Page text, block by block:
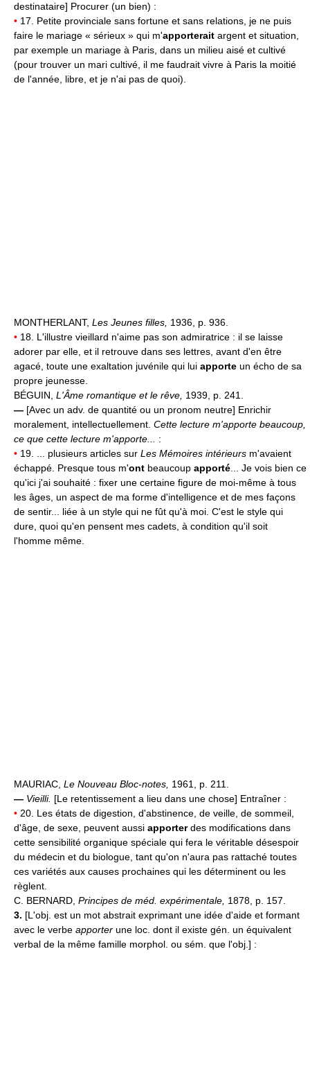
destinataire] Procurer (un bien) :
• 17. Petite provinciale sans fortune et sans relations, je ne puis
faire le mariage « sérieux » qui m'apporterait argent et situation,
par exemple un mariage à Paris, dans un milieu aisé et cultivé
(pour trouver un mari cultivé, il me faudrait vivre à Paris la moitié
de l'année, libre, et je n'ai pas de quoi).
MONTHERLANT, Les Jeunes filles, 1936, p. 936.
• 18. L'illustre vieillard n'aime pas son admiratrice : il se laisse
adorer par elle, et il retrouve dans ses lettres, avant d'en être
agacé, toute une exaltation juvénile qui lui apporte un écho de sa
propre jeunesse.
BÉGUIN, L'Âme romantique et le rêve, 1939, p. 241.
— [Avec un adv. de quantité ou un pronom neutre] Enrichir
moralement, intellectuellement. Cette lecture m'apporte beaucoup,
ce que cette lecture m'apporte... :
• 19. ... plusieurs articles sur Les Mémoires intérieurs m'avaient
échappé. Presque tous m'ont beaucoup apporté... Je vois bien ce
qu'ici j'ai souhaité : fixer une certaine figure de moi-même à tous
les âges, un aspect de ma forme d'intelligence et de mes façons
de sentir... liée à un style qui ne fût qu'à moi. C'est le style qui
dure, quoi qu'en pensent mes cadets, à condition qu'il soit
l'homme même.
MAURIAC, Le Nouveau Bloc-notes, 1961, p. 211.
— Vieilli. [Le retentissement a lieu dans une chose] Entraîner :
• 20. Les états de digestion, d'abstinence, de veille, de sommeil,
d'âge, de sexe, peuvent aussi apporterdes modifications dans
cette sensibilité organique spéciale qui fera le véritable désespoir
du médecin et du biologue, tant qu'on n'aura pas rattaché toutes
ces variétés aux causes prochaines qui les déterminent ou les
règlent.
C. BERNARD, Principes de méd. expérimentale, 1878, p. 157.
3. [L'obj. est un mot abstrait exprimant une idée d'aide et formant
avec le verbe apporter une loc. dont il existe gén. un équivalent
verbal de la même famille morphol. ou sém. que l'obj.] :